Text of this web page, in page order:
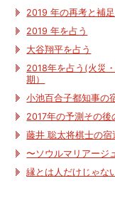
2019 年の再考と補足
2019 年を占う
大谷翔平を占う
2018年を占う(火災
期）
小池百合子都知事の
2017年の予測その後
藤井 聡太将棋士の宿
〜ソウルマリアージ
縁とは人だけじゃな